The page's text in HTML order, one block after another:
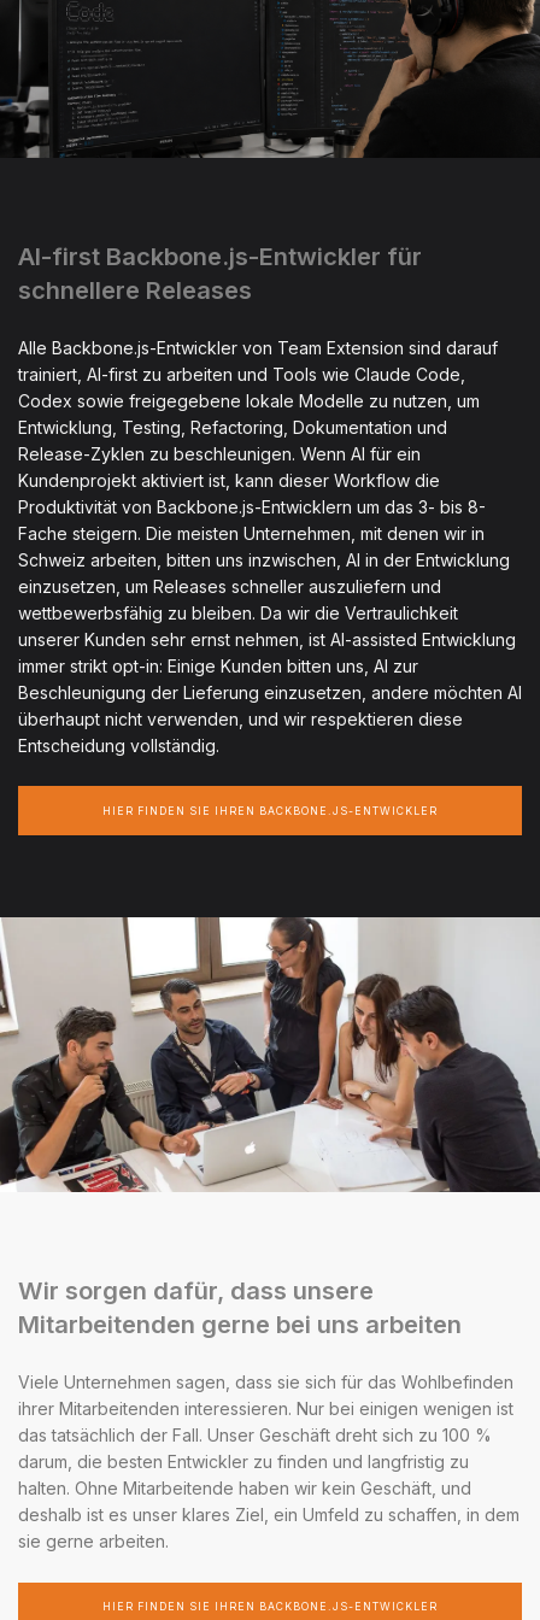
AI-first Backbone.js-Entwickler für
schnellere Releases
Alle Backbone.js-Entwickler von Team Extension sind darauf
trainiert, AI-first zu arbeiten und Tools wie Claude Code,
Codex sowie freigegebene lokale Modelle zu nutzen, um
Entwicklung, Testing, Refactoring, Dokumentation und
Release-Zyklen zu beschleunigen. Wenn AI für ein
Kundenprojekt aktiviert ist, kann dieser Workflow die
Produktivität von Backbone.js-Entwicklern um das 3- bis 8-
Fache steigern. Die meisten Unternehmen, mit denen wir in
Schweiz arbeiten, bitten uns inzwischen, AI in der Entwicklung
einzusetzen, um Releases schneller auszuliefern und
wettbewerbsfähig zu bleiben. Da wir die Vertraulichkeit
unserer Kunden sehr ernst nehmen, ist AI-assisted Entwicklung
immer strikt opt-in: Einige Kunden bitten uns, AI zur
Beschleunigung der Lieferung einzusetzen, andere möchten AI
überhaupt nicht verwenden, und wir respektieren diese
Entscheidung vollständig.
HIER FINDEN SIE IHREN BACKBONE.JS-ENTWICKLER
Wir sorgen dafür, dass unsere
Mitarbeitenden gerne bei uns arbeiten
Viele Unternehmen sagen, dass sie sich für das Wohlbefinden
ihrer Mitarbeitenden interessieren. Nur bei einigen wenigen ist
das tatsächlich der Fall. Unser Geschäft dreht sich zu 100 %
darum, die besten Entwickler zu finden und langfristig zu
halten. Ohne Mitarbeitende haben wir kein Geschäft, und
deshalb ist es unser klares Ziel, ein Umfeld zu schaffen, in dem
sie gerne arbeiten.
HIER FINDEN SIE IHREN BACKBONE.JS-ENTWICKLER